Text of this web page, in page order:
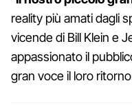
reality più amati dagli
vicende di Bill Klein e
appassionato il
gran voce il loro